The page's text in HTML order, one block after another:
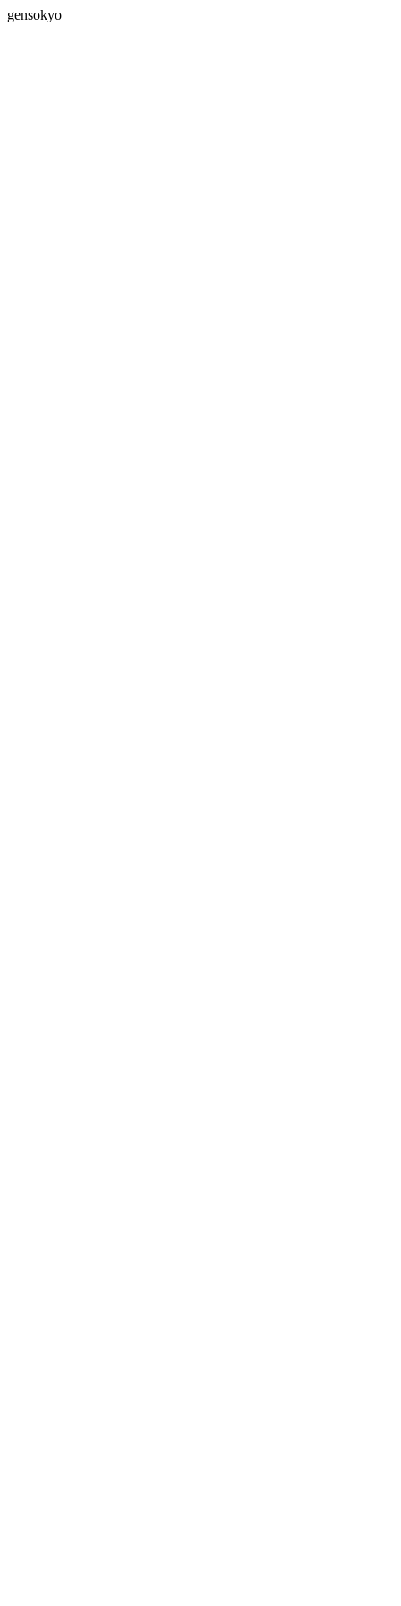
gensokyo